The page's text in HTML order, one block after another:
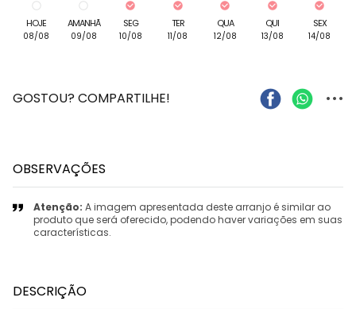
HOJE
08/08
AMANHÃ
09/08
SEG
10/08
TER
11/08
QUA
12/08
QUI
13/08
SEX
14/08
GOSTOU? COMPARTILHE! ...
OBSERVAÇÕES
Atenção: A imagem apresentada deste arranjo é similar ao
produto que será oferecido, podendo haver variações em suas
características.
DESCRIÇÃO